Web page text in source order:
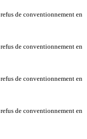
de conventionnement en
de conventionnement en
de conventionnement en
de conventionnement en